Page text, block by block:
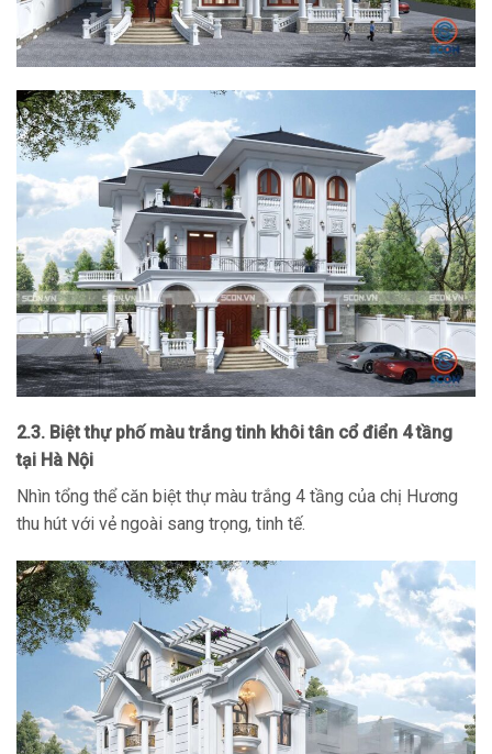
2.3. Biệt thự phố màu trắng tinh khôi tân cổ điển 4 tầng
tại Hà Nội
Nhìn tổng thể căn biệt thự màu trắng 4 tầng của chị Hương
thu hút với vẻ ngoài sang trọng, tinh tế.